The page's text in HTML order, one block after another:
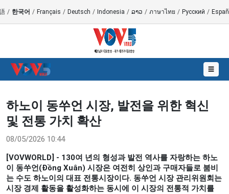
/ 한국어 / Français / Deutsch / Indonesia / ລາວ / ภาษาไทย / Русский /
☰
하노이 동쑤언 시장, 발전을 위한 혁신
및 전통 가치 확산
08/05/2026 10:44
[VOVWORLD] - 130여 년의 형성과 발전 역사를 자랑하는 하노
이 동쑤언(Đồng Xuân) 시장은 여전히 상인과 구매자들로 붐비
는 수도 하노이의 대표 전통시장이다. 동쑤언 시장 관리위원회는
시장 경제 활동을 활성화하는 동시에 이 시장의 전통적 가치를